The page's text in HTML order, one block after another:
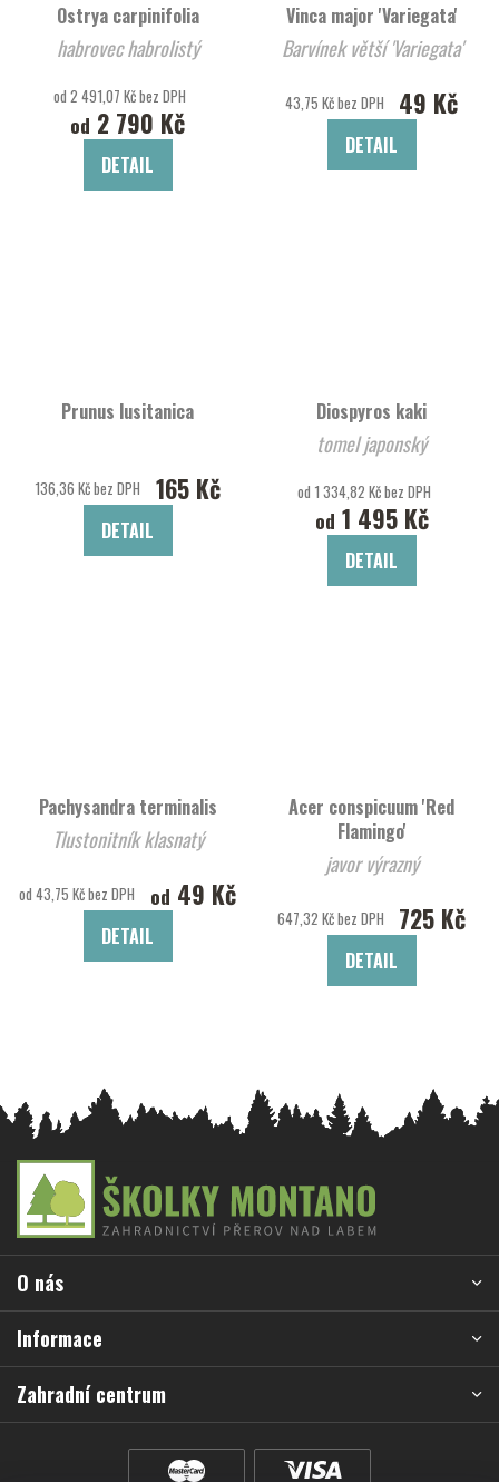
Ostrya carpinifolia
habrovec habrolistý
od 2 491,07 Kč bez DPH
od 2 790 Kč
DETAIL
Vinca major 'Variegata'
Barvínek větší 'Variegata'
43,75 Kč bez DPH 49 Kč
DETAIL
Prunus lusitanica
136,36 Kč bez DPH 165 Kč
DETAIL
Diospyros kaki
tomel japonský
od 1 334,82 Kč bez DPH
od 1 495 Kč
DETAIL
Pachysandra terminalis
Tlustonitník klasnatý
od 43,75 Kč bez DPH od 49 Kč
DETAIL
Acer conspicuum 'Red
Flamingo'
javor výrazný
647,32 Kč bez DPH 725 Kč
DETAIL
a
í
O nás
Informace
Zahradní centrum